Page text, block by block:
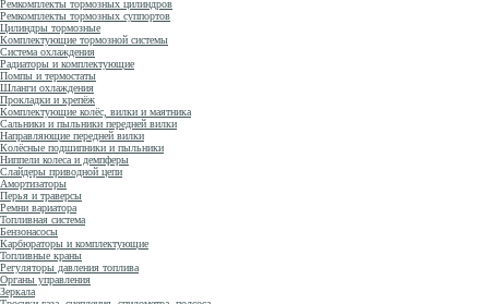
Ремкомплекты тормозных цилиндров
Ремкомплекты тормозных суппортов
Цилиндры тормозные
Комплектующие тормозной системы
Система охлаждения
Радиаторы и комплектующие
Помпы и термостаты
Шланги охлаждения
Прокладки и крепёж
Комплектующие колёс, вилки и маятника
Сальники и пыльники передней вилки
Направляющие передней вилки
Колёсные подшипники и пыльники
Ниппели колеса и демпферы
Слайдеры приводной цепи
Амортизаторы
Перья и траверсы
Ремни вариатора
Топливная система
Бензонасосы
Карбюраторы и комплектующие
Топливные краны
Регуляторы давления топлива
Органы управления
Зеркала